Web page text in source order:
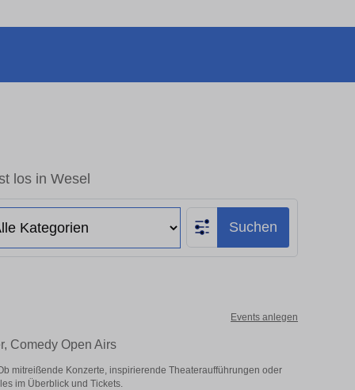
los in Wesel
Suchen
Events anlegen
Comedy Open Airs
mitreißende Konzerte, inspirierende Theateraufführungen oder
im Überblick und Tickets.